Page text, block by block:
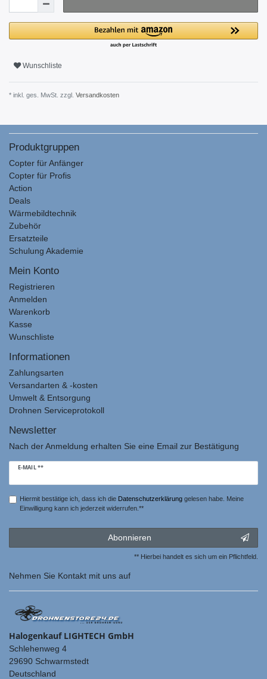
Wunschliste
* inkl. ges. MwSt. zzgl. Versandkosten
Produktgruppen
Copter für Anfänger
Copter für Profis
Action
Deals
Wärmebildtechnik
Zubehör
Ersatzteile
Schulung Akademie
Mein Konto
Registrieren
Anmelden
Warenkorb
Kasse
Wunschliste
Informationen
Zahlungsarten
Versandarten & -kosten
Umwelt & Entsorgung
Drohnen Serviceprotokoll
Newsletter
Nach der Anmeldung erhalten Sie eine Email zur Bestätigung
E-MAIL **
Newsletter
Hiermit bestätige ich, dass ich die Daten­schutz­erklärunggelesen habe. Meine
Einwilligung kann ich jederzeit widerrufen.**
Abonnieren
** Hierbei handelt es sich um ein Pflichtfeld.
Nehmen Sie Kontakt mit uns auf
Halogenkauf LIGHTECH GmbH
Schlehenweg 4
29690 Schwarmstedt
Deutschland